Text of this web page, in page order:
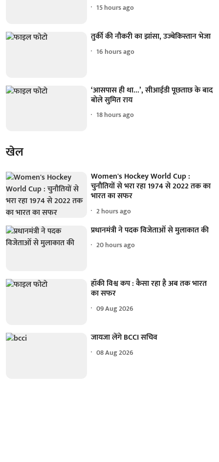
15 hours ago
तुर्की की नौकरी का झांसा, उज्बेकिस्तान भेजा
16 hours ago
‘आसपास ही था...’, सीआईडी पूछताछ के बाद
बोले सुमित राय
18 hours ago
खेल
Women's Hockey World Cup :
चुनौतियों से भरा रहा 1974 से 2022 तक का
भारत का सफर
2 hours ago
प्रधानमंत्री ने पदक विजेताओं से मुलाकात की
20 hours ago
हॉकी विश्व कप : कैसा रहा है अब तक भारत
का सफर
09 Aug 2026
जायजा लेंगे BCCI सचिव
08 Aug 2026